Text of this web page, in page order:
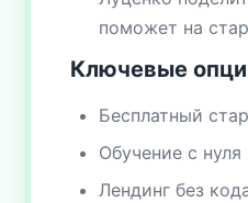
поможет на
Ключевые
Бесплатный
Обучение с нуля
Лендинг без